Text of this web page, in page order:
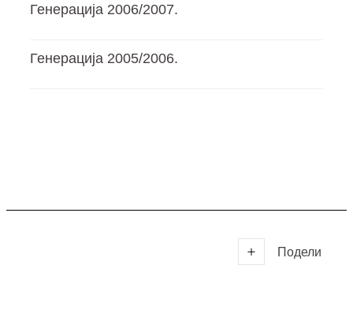
Генерација 2006/2007.
Генерација 2005/2006.
Подели